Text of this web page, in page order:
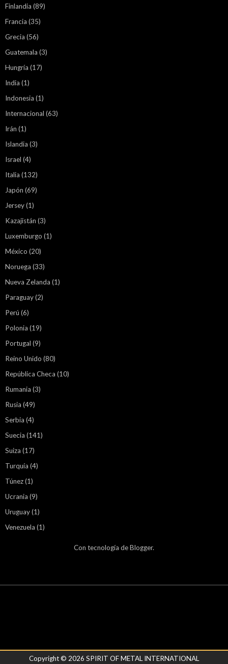
Finlandia (89)
Francia (35)
Grecia (56)
Guatemala (3)
Hungría (17)
India (1)
Indonesia (1)
Internacional (63)
Irán (1)
Islandia (3)
Israel (4)
Italia (132)
Japón (69)
Jersey(1)
Kazajistán (3)
Luxemburgo (1)
México (20)
Noruega (33)
Nueva Zelanda (1)
Paraguay(2)
Perú (6)
Polonia (19)
Portugal (9)
Reino Unido (80)
República Checa (10)
Rumania (3)
Rusia (49)
Serbia (4)
Suecia (141)
Suiza (17)
Turquía (4)
Túnez(1)
Ucrania (9)
Uruguay(1)
Venezuela (1)
Con tecnología deBlogger.
Copyright © 2026 SPIRIT OF METAL INTERNATIONAL